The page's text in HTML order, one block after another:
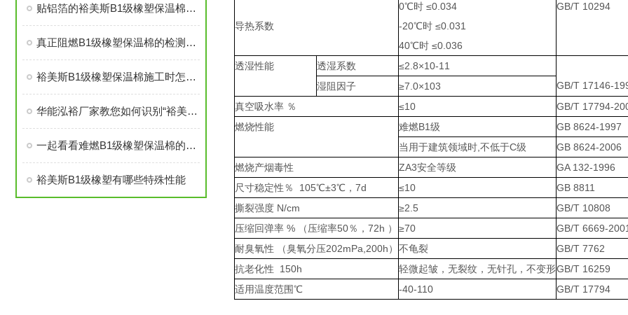
贴铝箔的裕美斯B1级橡塑保温棉优点技术指标
真正阻燃B1级橡塑保温棉的检测标准及技术指标
裕美斯B1级橡塑保温棉施工时怎样选配及体积计算方法
华能泓裕厂家教您如何识别“裕美斯”牌B1级橡塑保温棉产品
一起看看难燃B1级橡塑保温棉的原材料性能
裕美斯B1级橡塑有哪些特殊性能
导热系数
0℃时 ≤0.034
-20℃时 ≤0.031
40℃时 ≤0.036
GB/T 10294
透湿性能 透湿系数
≤2.8×10-11
GB/T 17146-
湿阻因子
≥7.0×103
真空吸水率 ％
≤10
GB/T 17794-
燃烧性能
难燃B1级
GB 8624-1997
当用于建筑领域时,不低于C级
GB 8624-2006
燃烧产烟毒性
ZA3安全等级
GA 132-1996
尺寸稳定性％ 105℃±3℃，7d
≤10
GB 8811
撕裂强度 N/cm
≥2.5
GB/T 10808
压缩回弹率 % （压缩率50％，72h ）
≥70
GB/T 6669-
耐臭氧性 （臭氧分压202mPa,200h） 不龟裂
GB/T 7762
抗老化性 150h
轻微起皱，无裂纹，无针孔，不变形GB/T 16259
适用温度范围℃
-40-110 GB/T 17794